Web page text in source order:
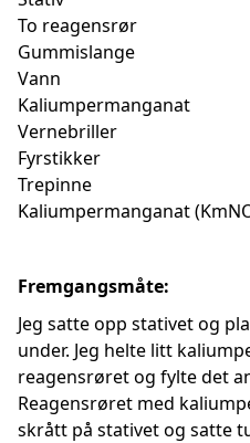
To reagensrør
Gummislange
Vann
Kaliumpermanganat
Vernebriller
Fyrstikker
Trepinne
Kaliumpermanganat
Fremgangsmåte:
Jeg satte opp stativet og
under. Jeg helte litt
reagensrøret og fylte det
Reagensrøret med
skrått på stativet og satte